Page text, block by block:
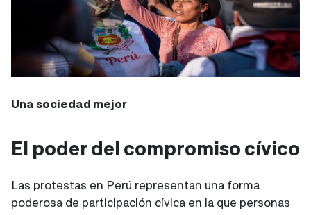
Una sociedad mejor
El poder del compromiso cívico
Las protestas en Perú representan una forma
poderosa de participación cívica en la que personas